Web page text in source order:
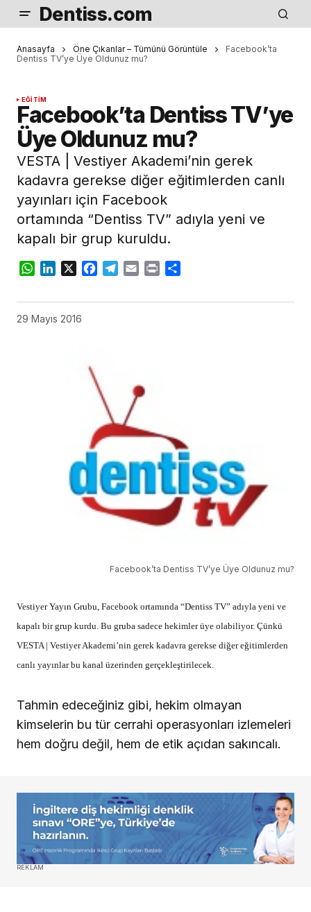
Dentiss.com
Anasayfa Öne Çıkanlar – Tümünü Görüntüle
Facebook’ta
Dentiss TV’ye Üye Oldunuz mu?
EĞITIM
Facebook’ta Dentiss TV’ye
Üye Oldunuz mu?
VESTA | Vestiyer Akademi’nin gerek
kadavra gerekse diğer eğitimlerden canlı
yayınları için Facebook
ortamında “Dentiss TV” adıyla yeni ve
kapalı bir grup kuruldu.
WhatsApp
LinkedIn
X Facebook
Telegram
Email Print
29 Mayıs 2016
Facebook’ta Dentiss TV’ye Üye Oldunuz mu?
Vestiyer Yayın Grubu, Facebook ortamında “Dentiss TV” adıyla yeni ve
kapalı bir grup kurdu. Bu gruba sadece hekimler üye olabiliyor. Çünkü
VESTA | Vestiyer Akademi’nin gerek kadavra gerekse diğer eğitimlerden
canlı yayınlar bu kanal üzerinden gerçekleştirilecek.
Tahmin edeceğiniz gibi, hekim olmayan
kimselerin bu tür cerrahi operasyonları izlemeleri
hem doğru değil, hem de etik açıdan sakıncalı.
REKLAM